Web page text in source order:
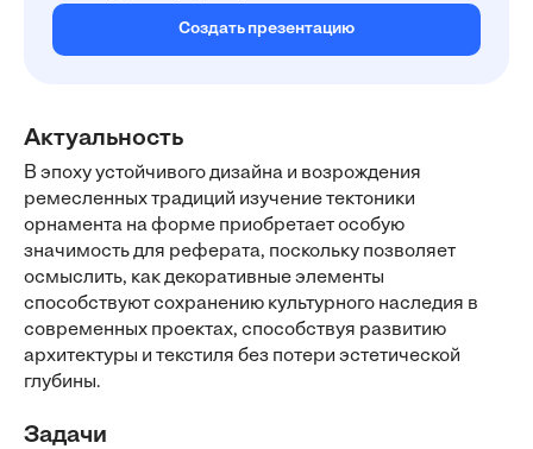
Создать презентацию
Актуальность
В эпоху устойчивого дизайна и возрождения
ремесленных традиций изучение тектоники
орнамента на форме приобретает особую
значимость для реферата, поскольку позволяет
осмыслить, как декоративные элементы
способствуют сохранению культурного наследия в
современных проектах, способствуя развитию
архитектуры и текстиля без потери эстетической
глубины.
Задачи